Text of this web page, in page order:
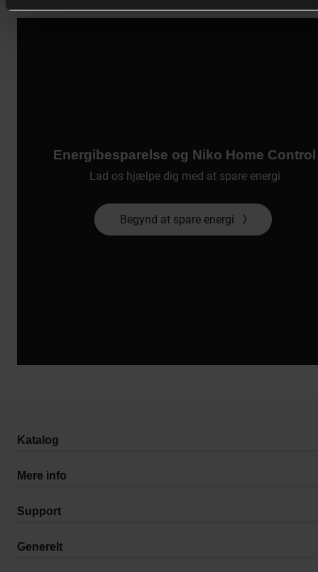
Energibesparelse og Niko Home Control
Lad os hjælpe dig med at spare energi
Begynd at spare energi
Katalog
Mere info
Support
Generelt